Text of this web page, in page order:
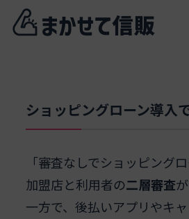
ショッピングローン導入
「審査なしでショッピング
加盟店と利用者の二層審査
一方で、後払いアプリやキ